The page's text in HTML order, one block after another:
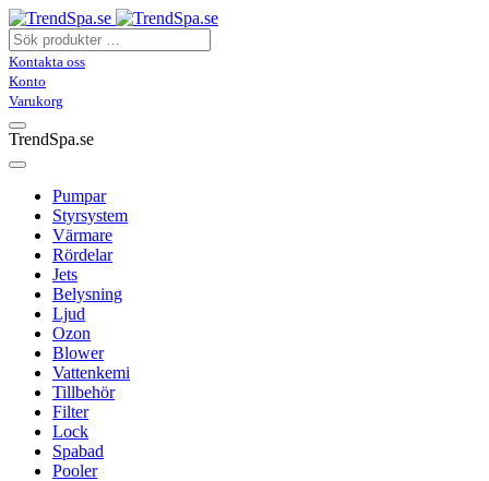
Kontakta oss
Konto
Varukorg
TrendSpa.se
Pumpar
Styrsystem
Värmare
Rördelar
Jets
Belysning
Ljud
Ozon
Blower
Vattenkemi
Tillbehör
Filter
Lock
Spabad
Pooler